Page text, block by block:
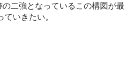
二強となっているこの構図が最
いきたい。